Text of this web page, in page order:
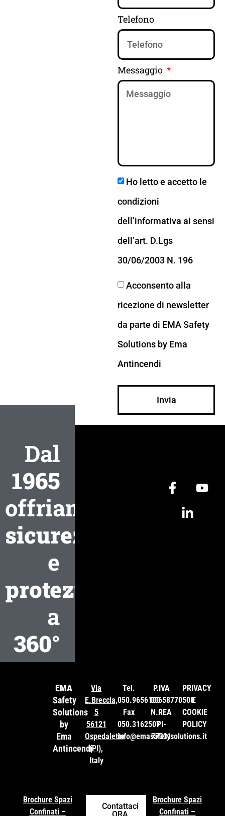
Telefono
Messaggio
Ho letto e accetto le
condizioni
dell’informativa ai sensi
dell’art. D.Lgs
30/06/2003 N. 196
Acconsento alla
ricezione di newsletter
da parte di EMA Safety
Solutions by Ema
Antincendi
Invia
Dal
1965
offriamo
sicurezza
e
protezione
a
360°
EMA
Safety
Solutions
by
Ema
Antincendi
Via
E.Breccia,
5
56121
Ospedaletto
(PI),
Italy
Tel.
050.9656100
Fax
050.3162507
info@emasafetysolutions.it
P.IVA
00658770508
N.REA
PI-
77331
PRIVACY
E
COOKIE
POLICY
Brochure Spazi
Confinati –
Contattaci
Brochure Spazi
Confinati –